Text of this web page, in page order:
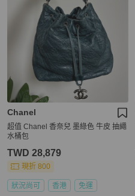
Chanel
超值 Chanel 香奈兒 墨綠色 牛皮 抽繩
水桶包
TWD 28,879
現折 800
狀況尚可 香港 免運